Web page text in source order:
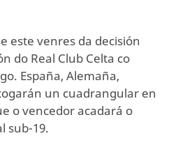
este venres da decisión
do Real Club Celta co
España, Alemaña,
un cuadrangular en
o vencedor acadará o
sub-19.